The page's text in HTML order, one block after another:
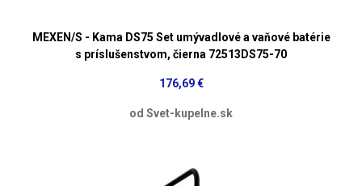
MEXEN/S - Kama DS75 Set umývadlové a vaňové batérie
s príslušenstvom, čierna 72513DS75-70
176,69 €
od Svet-kupelne.sk